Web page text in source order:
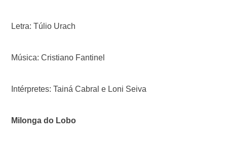
Letra: Túlio Urach
Música: Cristiano Fantinel
Intérpretes: Tainá Cabral e Loni Seiva
Milonga do Lobo